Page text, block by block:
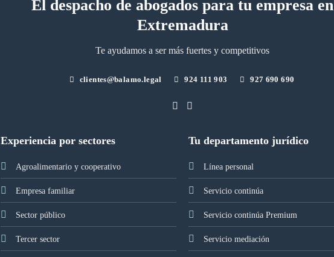
El despacho de abogados para tu empresa en
Extremadura
Te ayudamos a ser más fuertes y competitivos
clientes@balamo.legal 924 111 903 927 690 690
Experiencia por sectores
Agroalimentario y cooperativo
Empresa familiar
Sector público
Tercer sector
Tu departamento jurídico
Línea personal
Servicio continúa
Servicio continúa Premium
Servicio mediación